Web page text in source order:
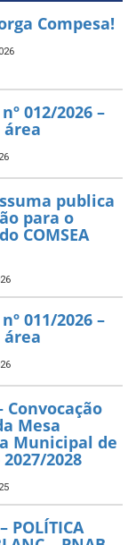
Compesa!
012/2026 –
área
publica
para o
COMSEA
011/2026 –
área
Convocação
Mesa
Municipal de
2028
POLÍTICA